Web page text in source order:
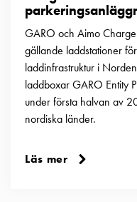
GARO och Aimo
gällande laddstationer
laddinfrastruktur i
laddboxar GARO Entity
under första halvan av
nordiska länder.
Läs mer